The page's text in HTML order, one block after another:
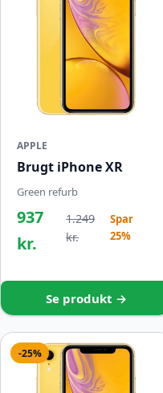
APPLE
Brugt iPhone XR
Green refurb
937
kr.
1.249
kr.
Spar
25%
Se produkt →
-25%